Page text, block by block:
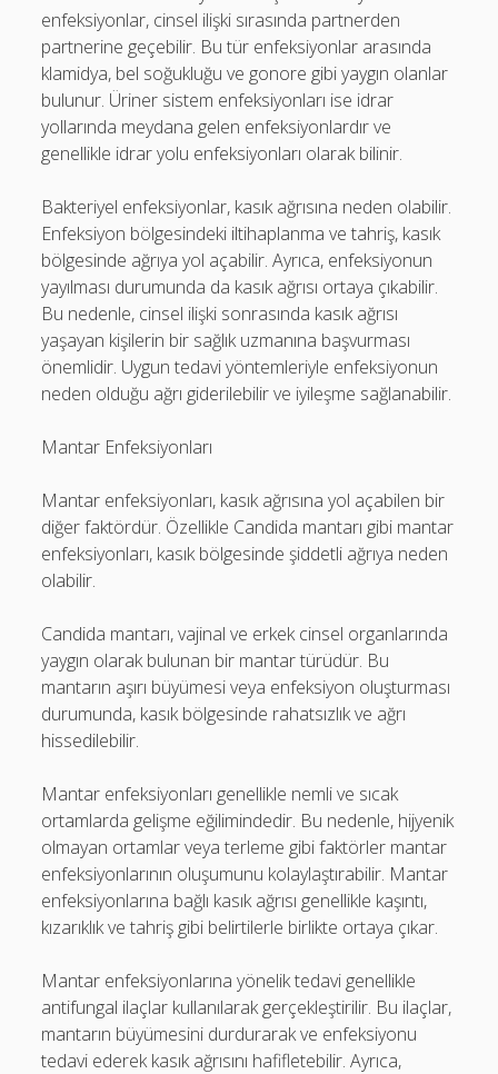
enfeksiyonlar, cinsel ilişki sırasında partnerden
partnerine geçebilir. Bu tür enfeksiyonlar arasında
klamidya, bel soğukluğu ve gonore gibi yaygın olanlar
bulunur. Üriner sistem enfeksiyonları ise idrar
yollarında meydana gelen enfeksiyonlardır ve
genellikle idrar yolu enfeksiyonları olarak bilinir.
Bakteriyel enfeksiyonlar, kasık ağrısına neden olabilir.
Enfeksiyon bölgesindeki iltihaplanma ve tahriş, kasık
bölgesinde ağrıya yol açabilir. Ayrıca, enfeksiyonun
yayılması durumunda da kasık ağrısı ortaya çıkabilir.
Bu nedenle, cinsel ilişki sonrasında kasık ağrısı
yaşayan kişilerin bir sağlık uzmanına başvurması
önemlidir. Uygun tedavi yöntemleriyle enfeksiyonun
neden olduğu ağrı giderilebilir ve iyileşme sağlanabilir.
Mantar Enfeksiyonları
Mantar enfeksiyonları, kasık ağrısına yol açabilen bir
diğer faktördür. Özellikle Candida mantarı gibi mantar
enfeksiyonları, kasık bölgesinde şiddetli ağrıya neden
olabilir.
Candida mantarı, vajinal ve erkek cinsel organlarında
yaygın olarak bulunan bir mantar türüdür. Bu
mantarın aşırı büyümesi veya enfeksiyon oluşturması
durumunda, kasık bölgesinde rahatsızlık ve ağrı
hissedilebilir.
Mantar enfeksiyonları genellikle nemli ve sıcak
ortamlarda gelişme eğilimindedir. Bu nedenle, hijyenik
olmayan ortamlar veya terleme gibi faktörler mantar
enfeksiyonlarının oluşumunu kolaylaştırabilir. Mantar
enfeksiyonlarına bağlı kasık ağrısı genellikle kaşıntı,
kızarıklık ve tahriş gibi belirtilerle birlikte ortaya çıkar.
Mantar enfeksiyonlarına yönelik tedavi genellikle
antifungal ilaçlar kullanılarak gerçekleştirilir. Bu ilaçlar,
mantarın büyümesini durdurarak ve enfeksiyonu
tedavi ederek kasık ağrısını hafifletebilir. Ayrıca,